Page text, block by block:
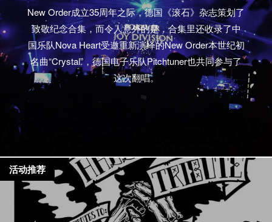
New Order成立35周年之际，德国《滚石》杂志策划了
致敬纪念合集，而令人意外的是，合集里还收录了中
国乐队Nova Heart受邀重新演绎的New Order本世纪初
名曲“Crystal”，德国电子乐队Pitchtuner也共同参与了
这次翻唱。
活动推荐